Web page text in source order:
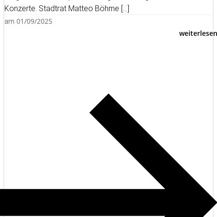
Konzerte. Stadtrat Matteo Böhme […]
am 01/09/2025
weiterlesen